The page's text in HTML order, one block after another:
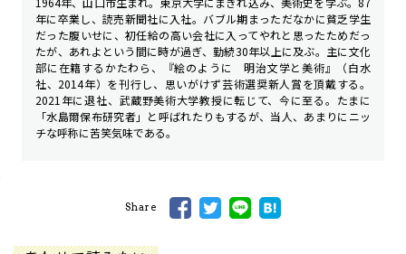
年に卒業し、読売新聞社に入社。バブル期まっただなかに貧乏学生
だった腹いせに、初任給の高い会社に入ってやれと思ったためだっ
たが、あれよという間に時が過ぎ、勤続30年以上に及ぶ。主に文化
部に在籍するかたわら、『絵のように 明治文学と美術』（白水
社、2014年）を刊行し、思いがけず芸術選奨新人賞を頂戴する。
2021年に退社、武蔵野美術大学教授に転じて、今に至る。たまに
「水島爾保布研究者」と呼ばれたりもするが、当人、あまりにニッ
チな呼称に苦笑気味である。
Share